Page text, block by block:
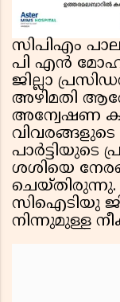
സിപിഎം
പി എൻ
ജില്ലാ
അഴിമതി
അന്വേഷണ
പാർട്ടിയുടെ
ശശിയെ
സിഐടിയു
നിന്നുമുള്ള